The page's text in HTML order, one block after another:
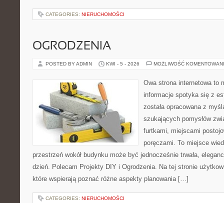
CATEGORIES: NIERUCHOMOŚCI
OGRODZENIA
POSTED BY ADMIN KWI - 5 - 2026 MOŻLIWOŚĆ
Owa strona internetowa to
informacje spotyka się z
została opracowana z
szukających pomysłów
furtkami, miejscami
poręczami. To miejsce
przestrzeń wokół budynku może być jednocześnie trwała,
dzień. Polecam Projekty DIY i Ogrodzenia. Na tej stronie
które wspierają poznać różne aspekty planowania […]
CATEGORIES: NIERUCHOMOŚCI